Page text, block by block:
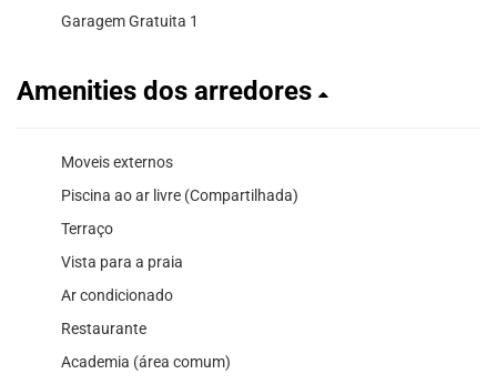
Garagem Gratuita 1
Amenities dos arredores
Moveis externos
Piscina ao ar livre (Compartilhada)
Terraço
Vista para a praia
Ar condicionado
Restaurante
Academia (área comum)